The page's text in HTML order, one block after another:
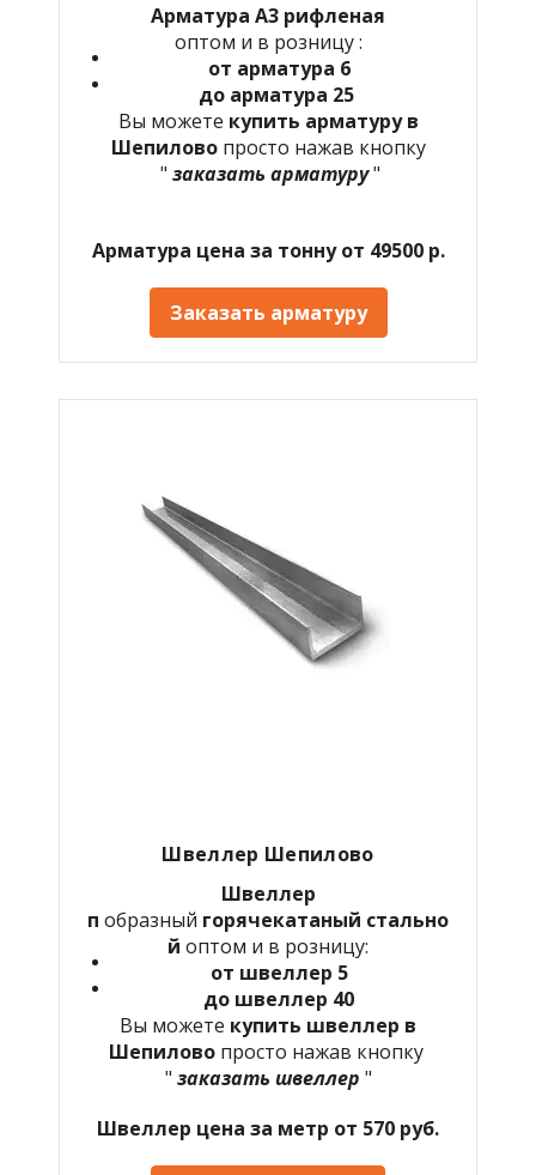
Арматура А3 рифленая
оптом и в розницу :
от арматура 6
до арматура 25
Вы можете купить арматуру в
Шепилово просто нажав кнопку
" заказать арматуру"
Арматура цена за тонну от 49500 р.
Заказать арматуру
Швеллер Шепилово
Швеллер
п образный горячекатаный стально
й оптом и в розницу:
от швеллер 5
до швеллер 40
Вы можете купить швеллер в
Шепилово просто нажав кнопку
" заказать швеллер "
Швеллер цена за метр от 570 руб.